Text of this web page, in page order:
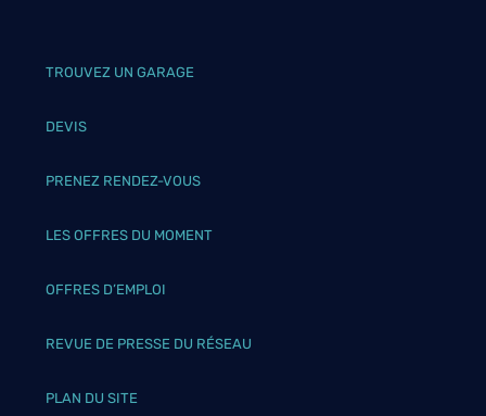
TROUVEZ UN GARAGE
DEVIS
PRENEZ RENDEZ-VOUS
LES OFFRES DU MOMENT
OFFRES D’EMPLOI
REVUE DE PRESSE DU RÉSEAU
PLAN DU SITE